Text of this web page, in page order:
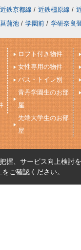
近鉄京都線 / 近鉄橿原線 /
菖蒲池 / 学園前 / 学研奈良
ロフト付き物件
女性専用の物件
バス・トイレ別
青丹学園生のお部
屋
先端大学生のお部
屋
握、サービス向上検討
をご確認ください。